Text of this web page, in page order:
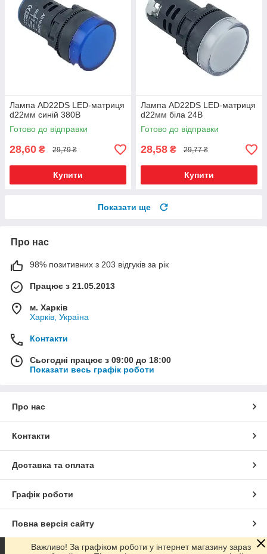
Лампа AD22DS LED-матриця
d22мм синій 380В
Готово до відправки
28,60 ₴ 29,79 ₴
Купити
Лампа AD22DS LED-матриця
d22мм біла 24В
Готово до відправки
28,58 ₴ 29,77 ₴
Купити
Показати ще
Про нас
98% позитивних з 203 відгуків за рік
Працює з 21.05.2013
м. Харків
Харків, Україна
Контакти
Сьогодні працює з 09:00 до 18:00
Показати весь графік роботи
Про нас
Контакти
Доставка та оплата
Графік роботи
Повна версія сайту
Важливо! За графіком роботи у інтернет магазину зараз